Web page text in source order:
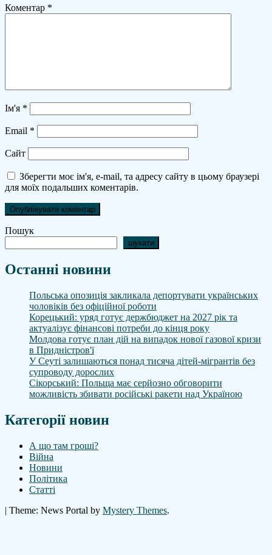
Коментар *
Ім'я *
Email *
Сайт
Зберегти моє ім'я, e-mail, та адресу сайту в цьому браузері
для моїх подальших коментарів.
Пошук
шукати
Останні новини
Польська опозиція закликала депортувати українських
чоловіків без офіційної роботи
Корецький: уряд готує держбюджет на 2027 рік та
актуалізує фінансові потреби до кінця року
Молдова готує план дій на випадок нової газової кризи
в Придністров'ї
У Сеуті залишаються понад тисяча дітей-мігрантів без
супроводу дорослих
Сікорський: Польща має серйозно обговорити
можливість збивати російські ракети над Україною
Категорії новин
А що там гроші?
Війна
Новини
Політика
Статті
| Theme: News Portal by Mystery Themes.